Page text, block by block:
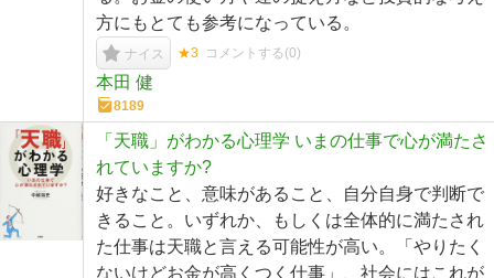
方にもとても参考になっている。
ナイス ★3 コメントする(0)
本田 健
8189
「天職」がわかる心理学 いまの仕事で心が満たさ
れていますか?
好きなこと、意味があること、自分自身で判断で
きること。いずれか、もしくは全体的に満たされ
た仕事は天職と言える可能性が高い。「やりたく
ないけどお金が高くつく仕事」、社会にはこれが